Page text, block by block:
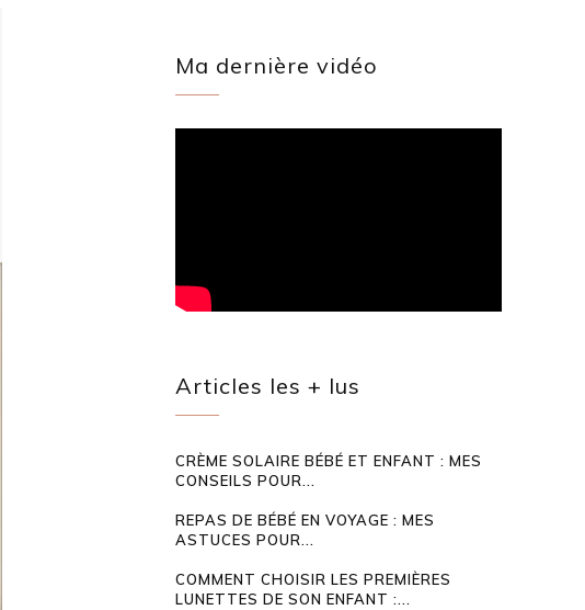
Ma dernière vidéo
Articles les + lus
CRÈME SOLAIRE BÉBÉ ET ENFANT : MES
CONSEILS POUR...
REPAS DE BÉBÉ EN VOYAGE : MES
ASTUCES POUR...
COMMENT CHOISIR LES PREMIÈRES
LUNETTES DE SON ENFANT :...